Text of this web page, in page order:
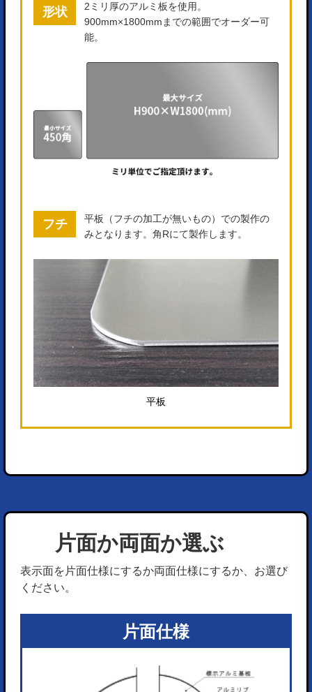
形状
2ミリ厚のアルミ板を使用。
900mm×1800mmまでの範囲でオーダー可
能。
フチ
平板（フチの加工が無いもの）での製作の
みとなります。角Rにて製作します。
平板
片面か両面か選ぶ
表示面を片面仕様にするか両面仕様にするか、お選び
ください。
片面仕様